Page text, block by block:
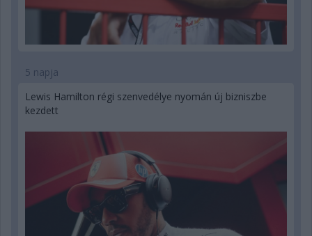
5 napja
Lewis Hamilton régi szenvedélye nyomán új bizniszbe
kezdett